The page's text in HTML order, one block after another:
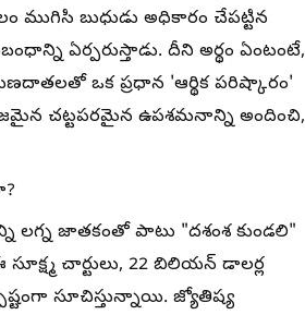
బుధుడు అధికారం చేపట్టిన
ఏర్పరుస్తాడు. దీని అర్థం ఏంటంటే,
ఒక ప్రధాన 'ఆర్థిక పరిష్కారం'
చట్టపరమైన ఉపశమనాన్ని అందించి,
లగ్న జాతకంతో పాటు "దశంశ కుండలి"
చార్టులు, 22 బిలియన్ డాలర్ల
సూచిస్తున్నాయి. జ్యోతిష్య